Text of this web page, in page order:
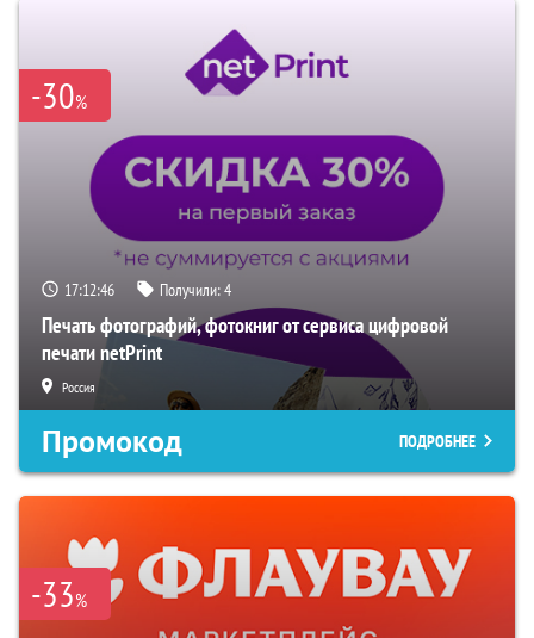
-30%
17:12:45 Получили:4
Печать фотографий, фотокниг от сервиса цифровой
печати netPrint
Россия
Промокод ПОДРОБНЕЕ
-33%